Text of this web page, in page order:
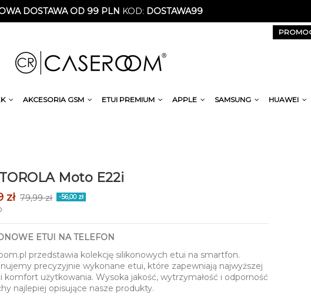
DOSTAWA OD 99 PLN KOD: DOSTAWA99
AKCESORIA GSM ETUI PREMIUM APPLE SAMSUNG HUAWEI
Moto E22i
zł 79,99 zł -56,00 zł
ETUI NA TELEFON
przedstawia kolekcję silikonowych etui na smartfon.
precyzyjnie wykonane etui, które zapewniają najwyższej
komfort użytkowania. Wysoka jakość, wytrzymałość i odporność
najlepiej opisujące nasze produkty.